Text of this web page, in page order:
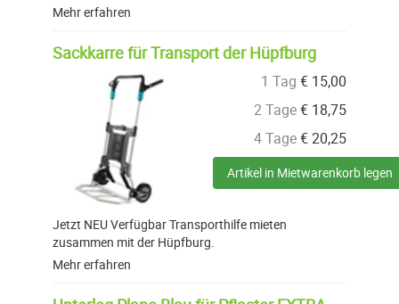
Mehr erfahren
Sackkarre für Transport der Hüpfburg
1 Tag € 15,00
2 Tage€ 18,75
4 Tage€20,25
Artikel in Mietwarenkorb legen
Jetzt NEU Verfügbar Transporthilfe mieten
zusammen mit der Hüpfburg.
Mehr erfahren